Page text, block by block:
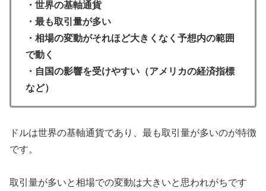
・世界の基軸通貨
・最も取引量が多い
・相場の変動がそれほど大きくなく予想内の範囲
で動く
・自国の影響を受けやすい（アメリカの経済指標
など）
ドルは世界の基軸通貨であり、最も取引量が多いのが特徴
です。
取引量が多いと相場での変動は大きいと思われがちです